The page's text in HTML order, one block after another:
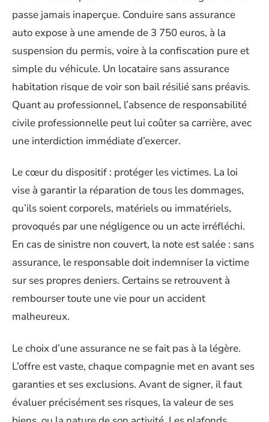
passe jamais inaperçue. Conduire sans assurance
auto expose à une amende de 3 750 euros, à la
suspension du permis, voire à la confiscation pure et
simple du véhicule. Un locataire sans assurance
habitation risque de voir son bail résilié sans préavis.
Quant au professionnel, l’absence de responsabilité
civile professionnelle peut lui coûter sa carrière, avec
une interdiction immédiate d’exercer.
Le cœur du dispositif : protéger les victimes. La loi
vise à garantir la réparation de tous les dommages,
qu’ils soient corporels, matériels ou immatériels,
provoqués par une négligence ou un acte irréfléchi.
En cas de sinistre non couvert, la note est salée : sans
assurance, le responsable doit indemniser la victime
sur ses propres deniers. Certains se retrouvent à
rembourser toute une vie pour un accident
malheureux.
Le choix d’une assurance ne se fait pas à la légère.
L’offre est vaste, chaque compagnie met en avant ses
garanties et ses exclusions. Avant de signer, il faut
évaluer précisément ses risques, la valeur de ses